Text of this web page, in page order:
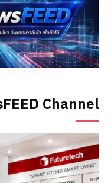
Channel